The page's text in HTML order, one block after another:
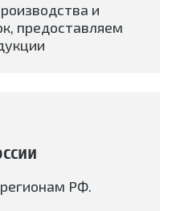
и
предоставляем
РФ.